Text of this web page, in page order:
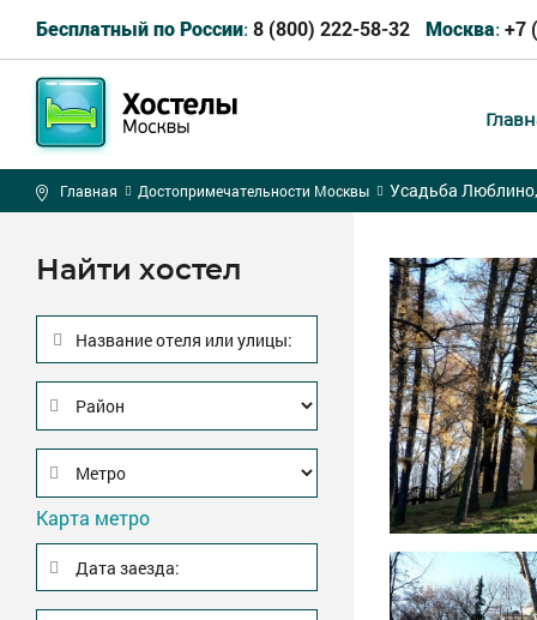
Бесплатный по России: 8 (800) 222-58-32 Москва: +7
Главная Достопримечательности Москвы Усадьба
Найти хостел
Название отеля или улицы:
Карта метро
Дата заезда: